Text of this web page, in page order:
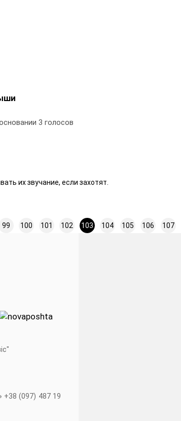
3 голосов
их звучание, если захотят.
99 100 101 102 103 104 105 106 107
+38 (097) 487 19